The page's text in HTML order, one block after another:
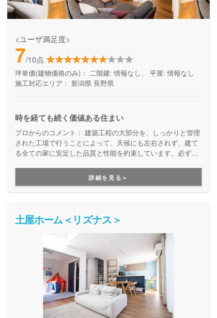
<ユーザ満足度>
7/10点
坪単価(建物価格のみ)： 二階建: 情報なし、 平屋: 情報なし
施工対応エリア： 新潟県 長野県
時を経ても続く価値ある住まい
プロからのコメント： 建築工程の大部分を、しっかりと管理
された工場で行うことによって、天候にも左右されず、建て
る全ての家に安定した品質と性能を約束しています。必ず、
です。工場生産ならではの工期の短さも魅力の一つ。また、
建てた後も安心のサポートを備えています。
詳細を見る＞
土屋ホーム＜リズナス＞